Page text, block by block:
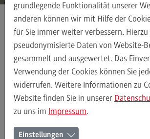
Accounting, Controlling, Taxation
Accounting, Controlling, Taxation
Modulangebot
Berufsperspektiven
Kontakt
Advanced Practice in Healthcare
Advanced Practice in Healthcare
Rahmenbedingungen
Kontakt Ansprechpersonen
Ansprechpersonen Alle Kontakte
Ansprechpersonen des
grundlegende Funktionalität unserer
anderen können wir mit Hilfe der
für Sie immer weiter verbessern. Hierzu
pseudonymisierte Daten von Website-
gesammelt und ausgewertet. Das
Verwendung der Cookies können Sie
widerrufen. Weitere Informationen zu
Website finden Sie in unserer
zu uns im Impressum.
Einstellungen